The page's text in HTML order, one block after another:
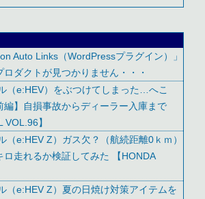
Auto Links（WordPressプラグイン）」
ダクトが見つかりません・・・
（e:HEV）をぶつけてしまった…へこ
編】自損事故からディーラー入庫まで
VOL.96】
（e:HEV Z）ガス欠？（航続距離0ｋｍ）
ロ走れるか検証してみた 【HONDA
（e:HEV Z）夏の日焼け対策アイテムを